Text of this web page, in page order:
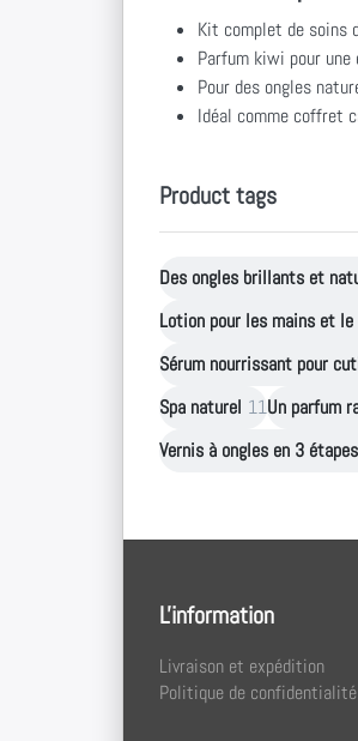
Kit complet de soins
Parfum kiwi pour
Pour des ongles
Idéal comme coffret
Product tags
Des ongles brillants et
Lotion pour les mains et
Sérum nourrissant pour
Spa naturel 11Un parfum
Vernis à ongles en 3
L'information
Livraison et expédition
Politique de confidentialité